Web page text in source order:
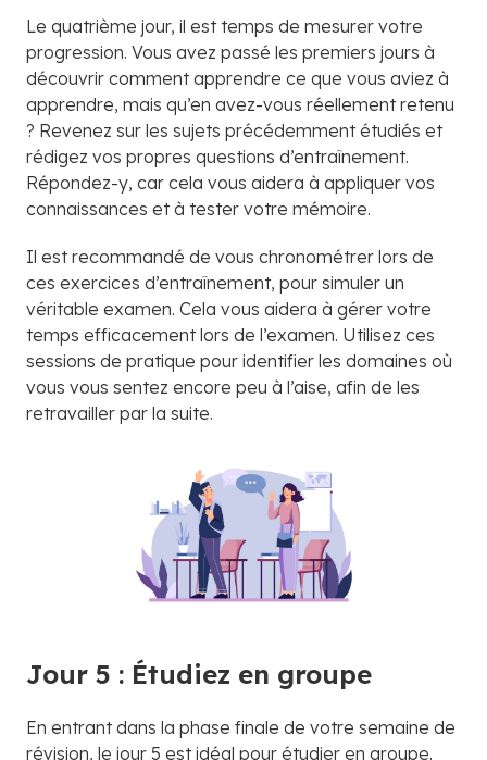
Le quatrième jour, il est temps de mesurer votre
progression. Vous avez passé les premiers jours à
découvrir comment apprendre ce que vous aviez à
apprendre, mais qu’en avez-vous réellement retenu
? Revenez sur les sujets précédemment étudiés et
rédigez vos propres questions d’entraînement.
Répondez-y, car cela vous aidera à appliquer vos
connaissances et à tester votre mémoire.
Il est recommandé de vous chronométrer lors de
ces exercices d’entraînement, pour simuler un
véritable examen. Cela vous aidera à gérer votre
temps efficacement lors de l’examen. Utilisez ces
sessions de pratique pour identifier les domaines où
vous vous sentez encore peu à l’aise, afin de les
retravailler par la suite.
Jour 5 : Étudiez en groupe
En entrant dans la phase finale de votre semaine de
révision, le jour 5 est idéal pour étudier en groupe.